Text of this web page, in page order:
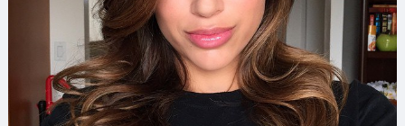
с прекрасными людьми!!! Сделал
мудрее и сильнее!!!! Пусть Новый Год
станет по-настоящему Счастливым для
Вас, мои Друзья!!!! Берегите Друг
Друга!!! Любви и Терпения!!!🙏💝🎄😘😘
😘🎉🎉🎉 @